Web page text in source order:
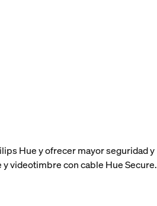
Hue y ofrecer mayor seguridad y
videotimbre con cable Hue Secure.